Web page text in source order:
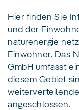
Hier finden Sie
und der
naturenergie
Einwohner. Das
GmbH umfasst
diesem Gebiet
angeschlossen.